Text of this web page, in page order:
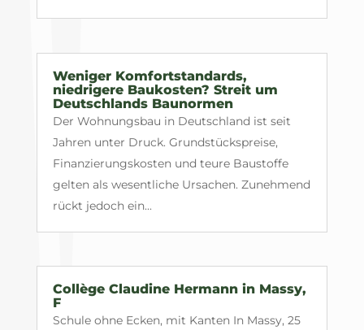
Weniger Komfortstandards,
niedrigere Baukosten? Streit um
Deutschlands Baunormen
Der Wohnungsbau in Deutschland ist seit
Jahren unter Druck. Grundstückspreise,
Finanzierungskosten und teure Baustoffe
gelten als wesentliche Ursachen. Zunehmend
rückt jedoch ein...
Collège Claudine Hermann in Massy,
F
Schule ohne Ecken, mit Kanten In Massy, 25